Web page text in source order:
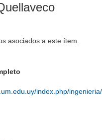
asociados a este ítem.
index.php/